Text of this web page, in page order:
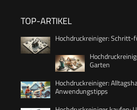
TOP-ARTIKEL
Hochdruckreiniger:
Garten
Hochdruckreiniger:
Anwendungstipps